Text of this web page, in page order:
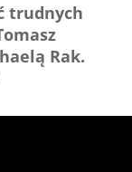
trudnych
Rak.